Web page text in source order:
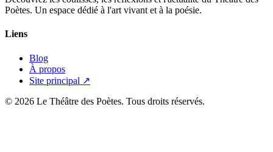
Poètes. Un espace dédié à l'art vivant et à la poésie.
Liens
Blog
À propos
Site principal ↗
© 2026 Le Théâtre des Poètes. Tous droits réservés.